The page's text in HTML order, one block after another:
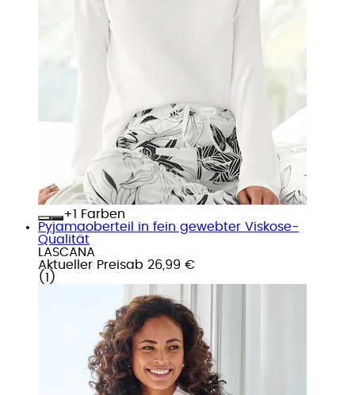
+
Farben
Pyjamaoberteil in fein gewebter Viskose-
Qualität
LASCANA
Aktueller Preisab 26,99 €
( 1 )